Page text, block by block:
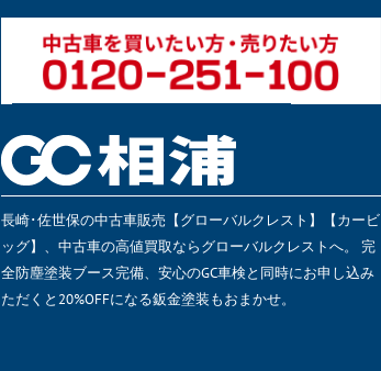
長崎･佐世保の中古車販売【グローバルクレスト】【カービ
ッグ】、中古車の高値買取ならグローバルクレストへ。 完
全防塵塗装ブース完備、安心のGC車検と同時にお申し込み
ただくと20%OFFになる鈑金塗装もおまかせ。